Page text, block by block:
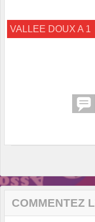
VALLEE DOUX A 1
COMMENTEZ